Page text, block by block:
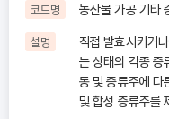
코드명 농산물 가공 기타
설명
직접 발효시키거
는 상태의 각종
동 및 증류주에 다
및 합성 증류주를